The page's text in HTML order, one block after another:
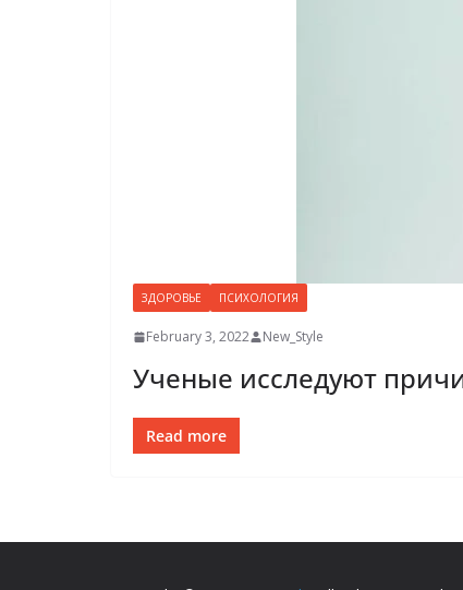
ЗДОРОВЬЕ ПСИХОЛОГИЯ
February 3, 2022 New_Style
Ученые исследуют
Read more